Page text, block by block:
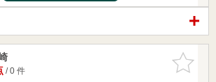
お気に入
りに追加
/ 0 件